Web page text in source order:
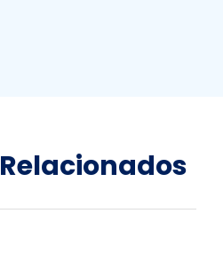
Relacionados